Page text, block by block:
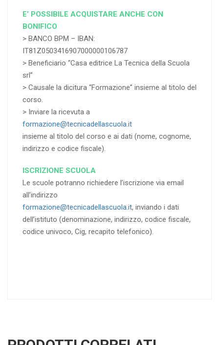
E’ POSSIBILE ACQUISTARE ANCHE CON
BONIFICO
> BANCO BPM – IBAN:
IT81Z0503416907000000106787
> Beneficiario “Casa editrice La Tecnica della Scuola
srl”
> Causale la dicitura “Formazione” insieme al titolo del
corso.
> Inviare la ricevuta a
formazione@tecnicadellascuola.it
insieme al titolo del corso e ai dati (nome, cognome,
indirizzo e codice fiscale).
ISCRIZIONE SCUOLA
Le scuole potranno richiedere l’iscrizione via email
all’indirizzo
formazione@tecnicadellascuola.it, inviando i dati
dell’istituto (denominazione, indirizzo, codice fiscale,
codice univoco, Cig, recapito telefonico).